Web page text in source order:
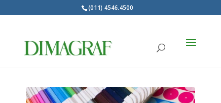
(011) 4546.4500